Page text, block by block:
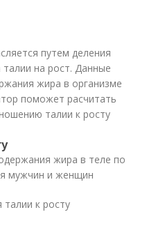
путем деления
на рост. Данные
жира в организме
поможет расчитать
талии к росту
жира в теле по
мужчин и женщин
к росту